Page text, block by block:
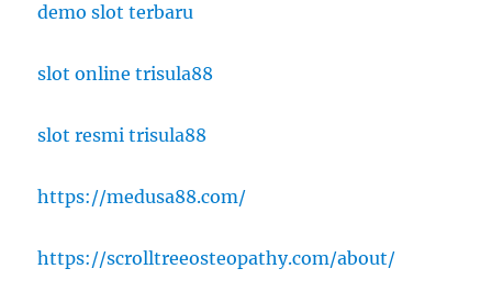
demo slot terbaru
slot online trisula88
slot resmi trisula88
https://medusa88.com/
https://scrolltreeosteopathy.com/about/